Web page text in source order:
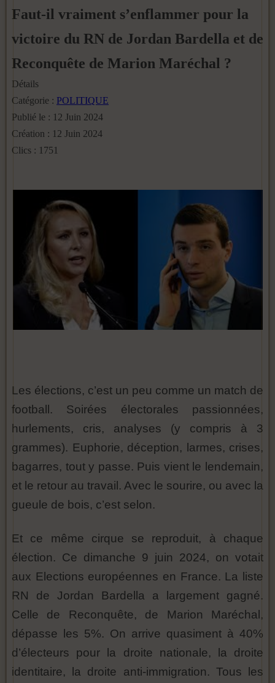
Faut-il vraiment s’enflammer pour la
victoire du RN de Jordan Bardella et de
Reconquête de Marion Maréchal ?
Détails
Catégorie : POLITIQUE
Publié le : 12 Juin 2024
Création : 12 Juin 2024
Clics : 1751
Les élections, c’est un peu comme un match de
football. Soirées électorales passionnées,
hurlements, cris, analyses (y compris à 3
grammes). Euphorie, déception, larmes, crises,
bagarres, tout y passe. Puis vient le lendemain,
et le retour au travail. Avec le sourire, ou avec la
gueule de bois, c’est selon.
Et ce même cirque se reproduit, à chaque
élection. Ce dimanche 9 juin 2024, on votait
aux Elections européennes en France. La liste
RN de Jordan Bardella a largement gagné.
Celle de Reconquête, de Marion Maréchal,
dépasse les 5%. On arrive quasiment à 40%
d’électeurs pour la droite nationale, la droite
identitaire, la droite anti-immigration. Tous les